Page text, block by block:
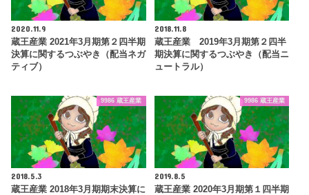
2020.11.9
蔵王産業 2021年3月期第２四半期
決算に関するつぶやき（配当ネガ
ティブ）
2018.11.8
蔵王産業 2019年3月期第２四半
期決算に関するつぶやき（配当ニ
ュートラル）
9986 蔵王産業
2018.5.3
蔵王産業 2018年3月期期末決算に
9986 蔵王産業
2019.8.5
蔵王産業 2020年3月期第１四半期